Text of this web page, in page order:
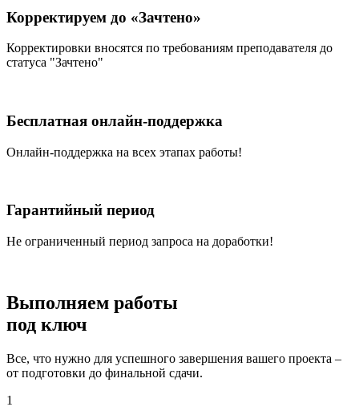
Корректируем до «Зачтено»
Корректировки вносятся по требованиям преподавателя до
статуса "Зачтено"
Бесплатная онлайн-поддержка
Онлайн-поддержка на всех этапах работы!
Гарантийный период
Не ограниченный период запроса на доработки!
Выполняем работы
под ключ
Все, что нужно для успешного завершения вашего проекта –
от подготовки до финальной сдачи.
1